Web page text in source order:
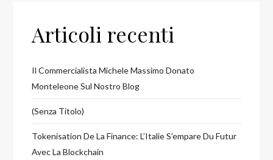
Articoli recenti
Il Commercialista Michele Massimo Donato
Monteleone Sul Nostro Blog
(senza Titolo)
Tokenisation De La Finance: L’Italie S’empare Du Futur
Avec La Blockchain